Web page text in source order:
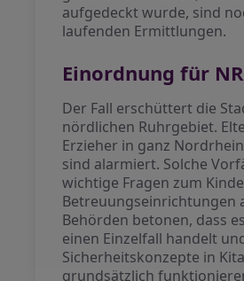
aufgedeckt wurde, sind
laufenden Ermittlungen.
Einordnung für
Der Fall erschüttert die
nördlichen Ruhrgebiet.
Erzieher in ganz
sind alarmiert. Solche
wichtige Fragen zum
Betreuungseinrichtungen
Behörden betonen, dass
einen Einzelfall handelt
Sicherheitskonzepte in
grundsätzlich